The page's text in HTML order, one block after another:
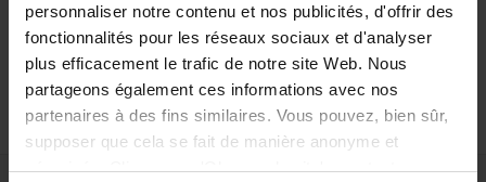
personnaliser notre contenu et nos publicités, d'offrir des
fonctionnalités pour les réseaux sociaux et d'analyser
plus efficacement le trafic de notre site Web. Nous
partageons également ces informations avec nos
partenaires à des fins similaires. Vous pouvez, bien sûr,
supposer que cela se fait de manière anonyme et
sécurisée. Cliquez sur 'Ok, vers le site' pour tout
Détails